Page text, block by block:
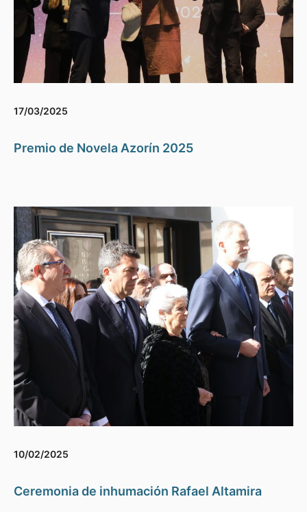
17/03/2025
Premio de Novela Azorín 2025
10/02/2025
Ceremonia de inhumación Rafael Altamira